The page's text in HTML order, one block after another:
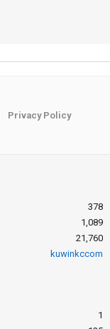
378
1,089
21,760
kuwinkccom
1
Privacy Policy